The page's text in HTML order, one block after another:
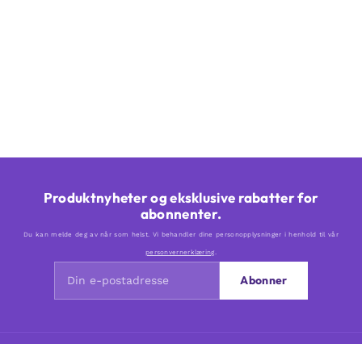
Produktnyheter og eksklusive rabatter for
abonnenter.
Du kan melde deg av når som helst. Vi behandler dine personopplysninger i henhold til vår
personvernerklæring.
Abonner